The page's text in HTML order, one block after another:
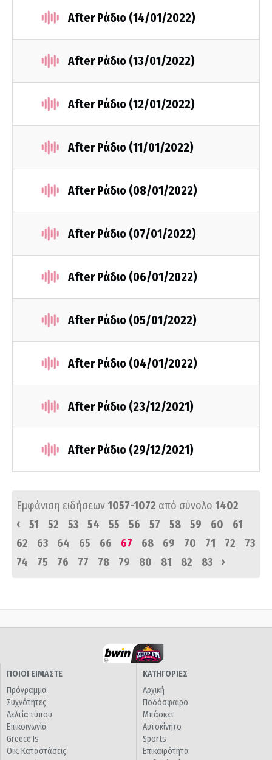
After Ράδιο (14/01/2022)
After Ράδιο (13/01/2022)
After Ράδιο (12/01/2022)
After Ράδιο (11/01/2022)
After Ράδιο (08/01/2022)
After Ράδιο (07/01/2022)
After Ράδιο (06/01/2022)
After Ράδιο (05/01/2022)
After Ράδιο (04/01/2022)
After Ράδιο (23/12/2021)
After Ράδιο (29/12/2021)
Εμφάνιση ειδήσεων1057-1072 από σύνολο 1402
‹
51 52 53 54 55 56 57 58 59 60
61
62
63 64 65 66 67 68 69 70 71 72
73
74
75 76 77 78 79 80 81 82 83 ›
ΠΟΙΟΙ ΕΙΜΑΣΤΕ
Πρόγραμμα
Συχνότητες
Δελτία τύπου
Επικοινωνία
Greece Is
Οικ. Καταστάσεις
ΚΑΤΗΓΟΡΙΕΣ
Αρχική
Ποδόσφαιρο
Μπάσκετ
Αυτοκίνητο
Sports
Επικαιρότητα